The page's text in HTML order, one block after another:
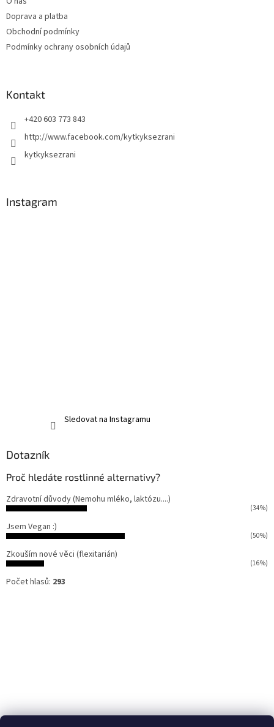
Doprava a platba
Obchodní podmínky
Podmínky ochrany osobních údajů
Kontakt
+420 603 773 843
http://www.facebook.com/kytkyksezrani
kytkyksezrani
Instagram
Sledovat na Instagramu
Dotazník
Proč hledáte rostlinné alternativy?
Zdravotní důvody (Nemohu mléko, laktózu....)
(34%)
Jsem Vegan :)
(50%)
Zkouším nové věci (flexitarián)
(16%)
Počet hlasů: 293